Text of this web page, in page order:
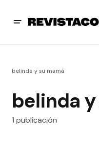
belinda y su mamá
belinda
1 publicación